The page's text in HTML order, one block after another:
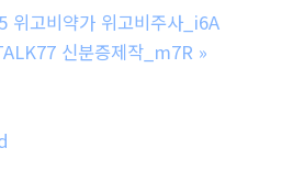
고비약가 위고비주사_i6A
신분증제작_m7R »